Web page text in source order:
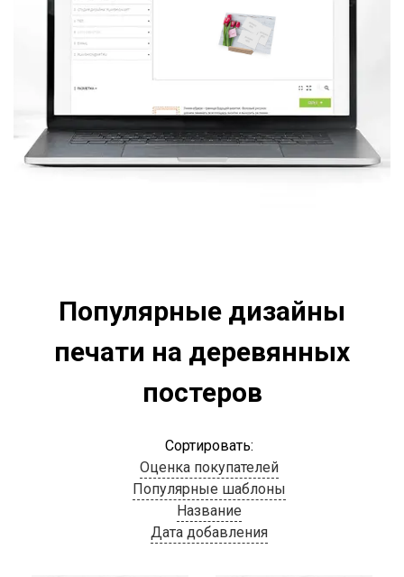
Популярные дизайны
печати на деревянных
постеров
Сортировать:
Оценка покупателей
Популярные шаблоны
Название
Дата добавления